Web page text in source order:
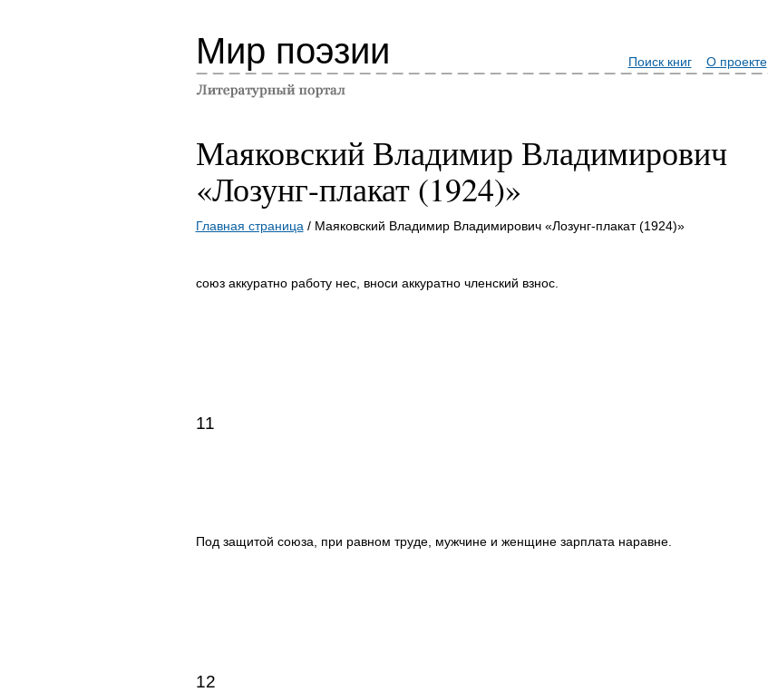
Мир поэзии Поиск книг О проекте
Маяковский Владимир Владимирович
«Лозунг-плакат (1924)»
Главная страница / Маяковский Владимир Владимирович «Лозунг-плакат (1924)»
союз аккуратно работу нес, вноси аккуратно членский взнос.
11
Под защитой союза, при равном труде, мужчине и женщине зарплата наравне.
12